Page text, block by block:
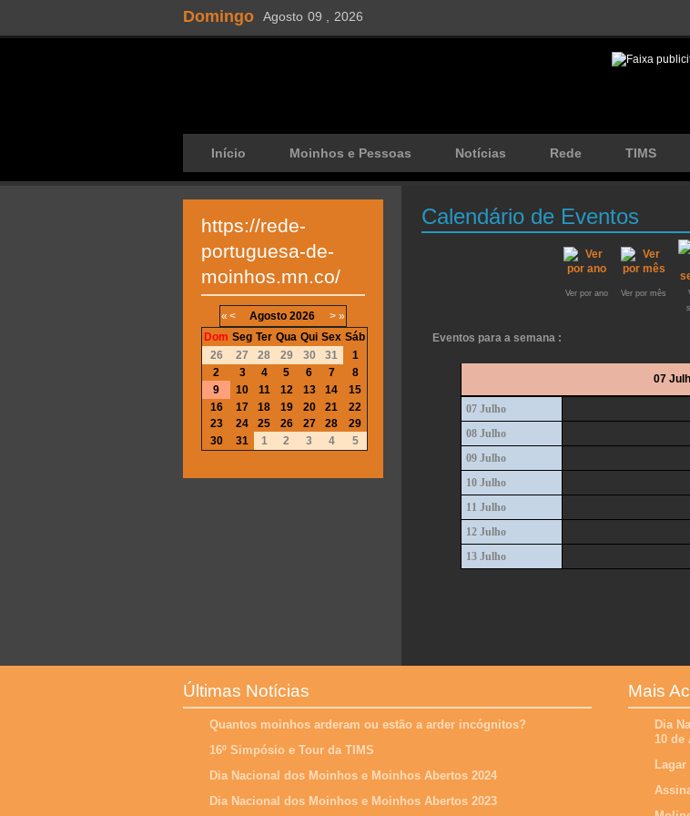
Domingo Agosto 09 , 2026
Início Moinhos e Pessoas Notícias Rede TIMS
Calendário de Eventos
Ver por ano Ver por mês
Eventos para a semana :
07
07 Julho
08 Julho
09 Julho
10 Julho
11 Julho
12 Julho
13 Julho
https://rede-
portuguesa-de-
moinhos.mn.co/
« < Agosto 2026 > »
Dom Seg Ter Qua Qui Sex Sáb
26
27 28 29 30 31
1
2
3 4 5 6 7
8
9
10 11 12 13 14
15
16
17 18 19 20 21
22
23
24 25 26 27 28
29
30
31 1 2 3 4 5
Últimas Notícias
Quantos moinhos arderam ou estão a arder incógnitos?
16º Simpósio e Tour da TIMS
Dia Nacional dos Moinhos e Moinhos Abertos 2024
Dia Nacional dos Moinhos e Moinhos Abertos 2023
Mais
Dia
10 de